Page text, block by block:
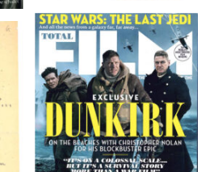
TOTAL FILM #260 –
SUMMER 2017